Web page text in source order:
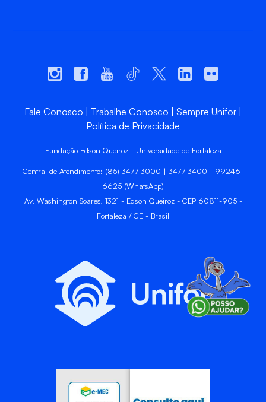
Fale Conosco Trabalhe Conosco
Sempre Unifor
Política de Privacidade
Fundação Edson Queiroz | Universidade de Fortaleza
Central de Atendimento: (85) 3477-3000 | 3477-3400 | 99246-
6625 (WhatsApp)
Av. Washington Soares, 1321 - Edson Queiroz - CEP 60811-905 -
Fortaleza / CE - Brasil